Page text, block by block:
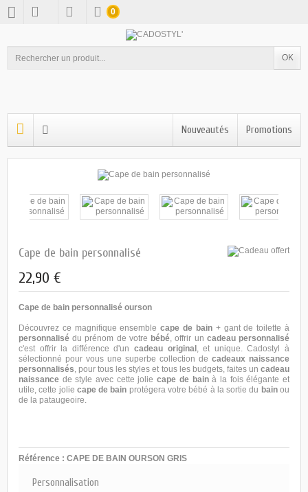
OK
0
Promotions
Nouveautés
Cape de bain personnalisé
22,90 €
Cape de bain personnalisé ourson
Découvrez ce magnifique ensemblecape de bain+ gant de toilette à
personnalisé du prénom de votre bébé , offrir un cadeau personnalisé
c'est offrir la différence d'un cadeau original, et unique.Cadostyl à
sélectionné pour vous une superbe collection de cadeaux naissance
personnalisés , pour tous les styles et tous les budgets, faites un cadeau
naissance de style avec cette joliecape de bainà la fois élégante et
utile, cette jolie cape de bain protégera votre bébé à la sortie du bainou
de la pataugeoire.
Référence : CAPE DE BAIN OURSON GRIS
Personnalisation